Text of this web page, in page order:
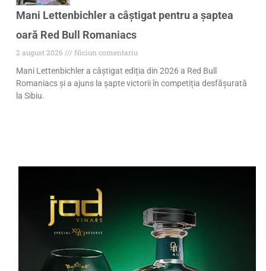
Mani Lettenbichler a câștigat pentru a șaptea
oară Red Bull Romaniacs
2 august 2026
Niciun comentariu
Mani Lettenbichler a câștigat ediția din 2026 a Red Bull
Romaniacs și a ajuns la șapte victorii în competiția desfășurată
la Sibiu.